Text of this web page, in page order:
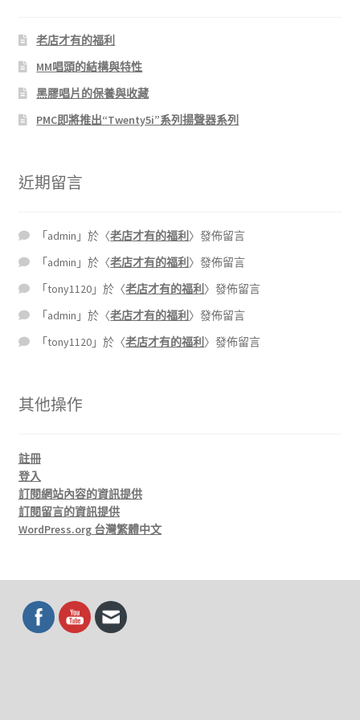
老店才有的福利
MM唱頭的結構與特性
黑膠唱片的保養與收藏
PMC即將推出“Twenty5i”系列揚聲器系列
近期留言
「admin 」於〈老店才有的福利 〉發佈留言
「admin 」於〈老店才有的福利 〉發佈留言
「tony1120 」於〈老店才有的福利 〉發佈留言
「admin 」於〈老店才有的福利 〉發佈留言
「tony1120 」於〈老店才有的福利 〉發佈留言
其他操作
註冊
登入
訂閱網站內容的資訊提供
訂閱留言的資訊提供
WordPress.org 台灣繁體中文